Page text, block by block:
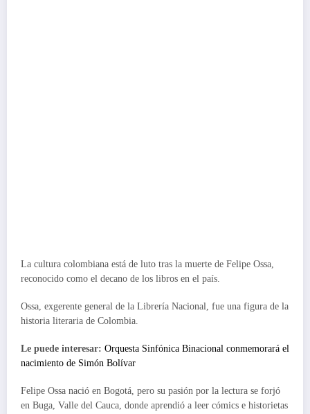
La cultura colombiana está de luto tras la muerte de Felipe Ossa,
reconocido como el decano de los libros en el país.
Ossa, exgerente general de la Librería Nacional, fue una figura de la
historia literaria de Colombia.
Le puede interesar: Orquesta Sinfónica Binacional conmemorará el
nacimiento de Simón Bolívar
Felipe Ossa nació en Bogotá, pero su pasión por la lectura se forjó
en Buga, Valle del Cauca, donde aprendió a leer cómics e historietas